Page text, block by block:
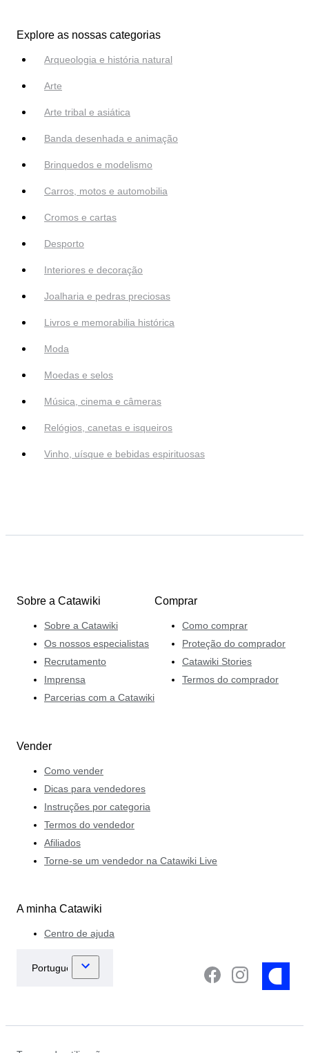
Explore as nossas categorias
Arqueologia e história natural
Arte
Arte tribal e asiática
Banda desenhada e animação
Brinquedos e modelismo
Carros, motos e automobilia
Cromos e cartas
Desporto
Interiores e decoração
Joalharia e pedras preciosas
Livros e memorabilia histórica
Moda
Moedas e selos
Música, cinema e câmeras
Relógios, canetas e isqueiros
Vinho, uísque e bebidas espirituosas
Sobre a Catawiki
Sobre a Catawiki
Os nossos especialistas
Recrutamento
Imprensa
Parcerias com a Catawiki
Comprar
Como comprar
Proteção do comprador
Catawiki Stories
Termos do comprador
Vender
Como vender
Dicas para vendedores
Instruções por categoria
Termos do vendedor
Afiliados
Torne-se um vendedor na Catawiki Live
A minha Catawiki
Centro de ajuda